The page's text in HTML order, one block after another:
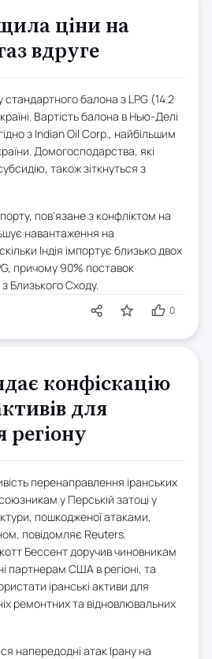
ціни на
вдруге
стандартного балона з LPG (14.2
Вартість балона в Нью-Делі
з Indian Oil Corp., найбільшим
Домогосподарства, які
також зіткнуться з
пов'язане з конфліктом на
навантаження на
Індія імпортує близько двох
причому 90% поставок
Близького Сходу.
0
конфіскацію
для
регіону
перенаправлення іранських
у Перській затоці у
пошкодженої атаками,
повідомляє Reuters.
Бессент доручив чиновникам
партнерам США в регіоні, та
іранські активи для
ремонтних та відновлювальних
напередодні атак Ірану на